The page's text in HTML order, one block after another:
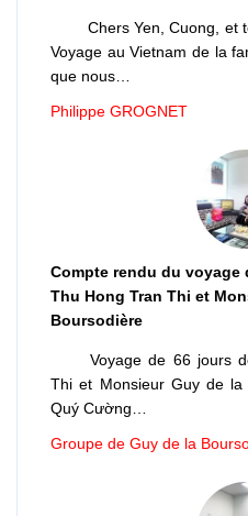
Chers Yen, Cuong, et
Voyage au Vietnam de la
que nous…
Philippe GROGNET
Compte rendu du voyage
Thu Hong Tran Thi et
Boursodière
Voyage de 66 jours
Thi et Monsieur Guy de la
Quý Cường…
Groupe de Guy de la